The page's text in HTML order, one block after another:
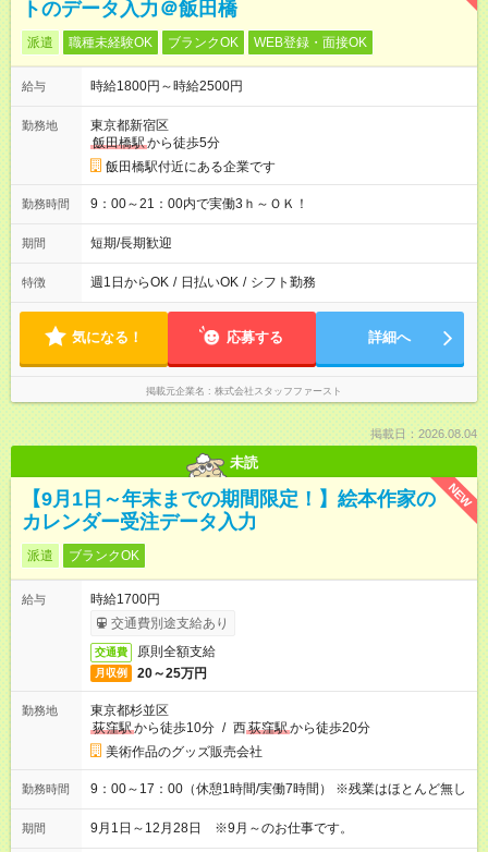
トのデータ入力＠飯田橋
派遣 職種未経験OK ブランクOK WEB登録・面接OK
給与 時給1800円～時給2500円
勤務地
東京都新宿区
飯田橋駅から徒歩5分
飯田橋駅付近にある企業です
勤務時間 9：00～21：00内で実働3ｈ～ＯＫ！
期間 短期/長期歓迎
特徴 週1日からOK / 日払いOK / シフト勤務
気になる！ 応募する 詳細へ
掲載元企業名 株式会社スタッフファースト
掲載日：2026.08.04
未読
NEW
【9月1日～年末までの期間限定！】絵本作家の
カレンダー受注データ入力
派遣 ブランクOK
給与
時給1700円
交通費別途支給あり
交通費 原則全額支給
月収例 20～25万円
勤務地
東京都杉並区
荻窪駅から徒歩10分 / 西荻窪駅から徒歩20分
美術作品のグッズ販売会社
勤務時間 9：00～17：00（休憩1時間/実働7時間） ※残業はほとんど無し
期間 9月1日～12月28日 ※9月～のお仕事です。